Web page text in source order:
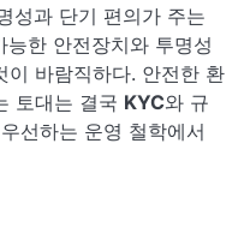
성과 단기 편의가 주는
한 안전장치와 투명성
이 바람직하다. 안전한 환
토대는 결국 KYC와 규
선하는 운영 철학에서